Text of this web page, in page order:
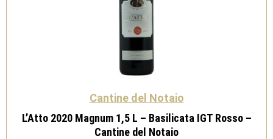
Cantine del Notaio
L’Atto 2020 Magnum 1,5 L – Basilicata IGT Rosso –
Cantine del Notaio